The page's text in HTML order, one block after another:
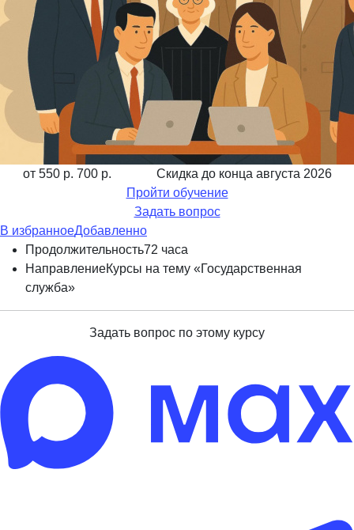
от 550 р. 700 р. Скидка до конца августа 2026
Пройти обучение
Задать вопрос
В избранноеДобавленно
Продолжительность72 часа
НаправлениеКурсы на тему «Государственная
служба»
Задать вопрос по этому курсу